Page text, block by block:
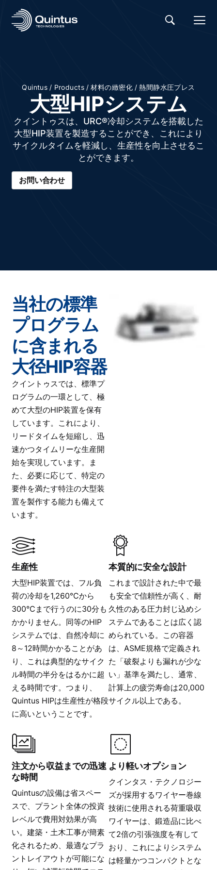
Quintus / Products / 材料の緻密化 / 熱間静水圧プレス
大型HIPシステム
クイントゥスは、URC®冷却システムを搭載した
大型HIP装置を製造することができ、これにより
サイクルタイムを軽減し、生産性を向上させるこ
とができます。
お問い合わせ
当社の標準
プログラム
に含まれる
大径HIP容器
クイントゥスでは、標準プ
ログラムの一環として、極
めて大型のHIP装置を保有
しています。これにより、
リードタイムを短縮し、迅
速かつタイムリーな生産開
始を実現しています。ま
た、必要に応じて、特定の
要件を満たす特注の大型装
置を製作する能力も備えて
います。
生産性
大型HIP装置では、フル負
荷の冷却を1,260°Cから
300°Cまで行うのに30分も
かかりません。同等のHIP
システムでは、自然冷却に
8～12時間かかることがあ
り、これは典型的なサイク
ル時間の半分をはるかに超
える時間です。つまり、
Quintus HIPは生産性が格段
に高いということです。
本質的に安全な設計
これまで設計された中で最
も安全で信頼性が高く、耐
久性のある圧力封じ込めシ
ステムであることは広く認
められている。この容器
は、ASME規格で定義され
た「破裂よりも漏れが少な
い」基準を満たし、通常、
計算上の疲労寿命は20,000
サイクル以上である。
注文から収益までの迅速
な時間
Quintusの設備は省スペー
スで、プラント全体の投資
レベルで費用対効果が高
い。建築・土木工事が簡素
化されるため、最適なプラ
ントレイアウトが可能にな
より軽いオプション
クインタス・テクノロジー
ズが採用するワイヤー巻線
技術に使用される荷重吸収
ワイヤーは、鍛造品に比べ
て2倍の引張強度を有して
おり、これによりシステム
は軽量かつコンパクトとな